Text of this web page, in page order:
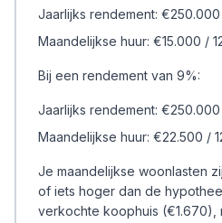
Jaarlijks rendement:
Maandelijkse huur: €15.000 /
Bij een rendement van 9%:
Jaarlijks rendement:
Maandelijkse huur: €22.500 /
Je maandelijkse woonlasten
of iets hoger dan de
verkochte koophuis (€1.670),